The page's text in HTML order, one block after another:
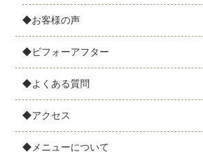
◆お客様の声
◆ビフォーアフター
◆よくある質問
◆アクセス
◆メニューについて